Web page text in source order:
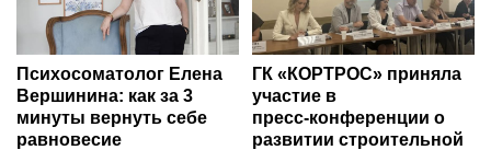
Психосоматолог Елена
Вершинина: как за 3
минуты вернуть себе
равновесие
ГК «КОРТРОС» приняла
участие в
пресс‑конференции о
развитии строительной